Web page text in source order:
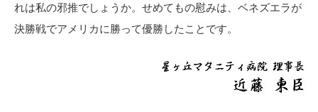
れは私の邪推でしょうか。せめてもの慰みは、ベネズエラが
決勝戦でアメリカに勝って優勝したことです。